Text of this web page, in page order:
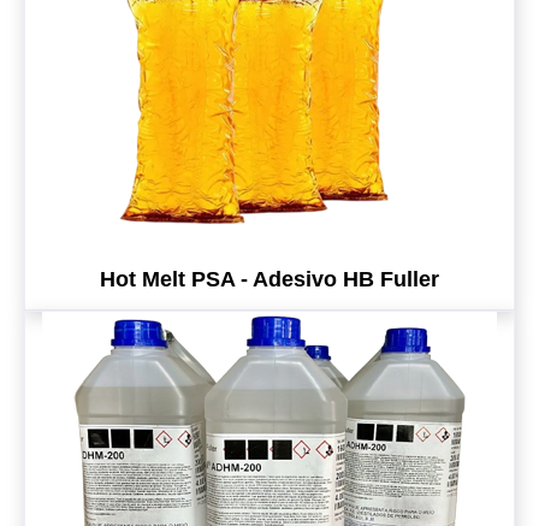
Hot Melt PSA - Adesivo HB Fuller